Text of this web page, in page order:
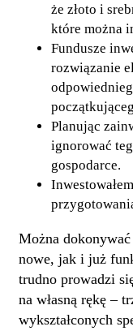
że złoto i
które można
Fundusze
rozwiązanie
Planując
ignorować
gospodarce.
Można
nowe, jak i już
trudno prowadzi
na własną rękę –
wykształconych